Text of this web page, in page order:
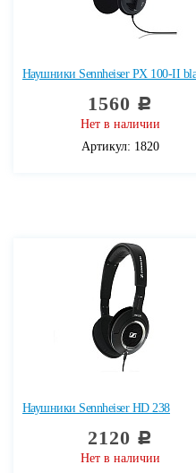
Наушники Sennheiser PX 100-II
1560 c
Нет в наличии
Артикул: 1820
Наушники Sennheiser HD 238
2120 c
Нет в наличии